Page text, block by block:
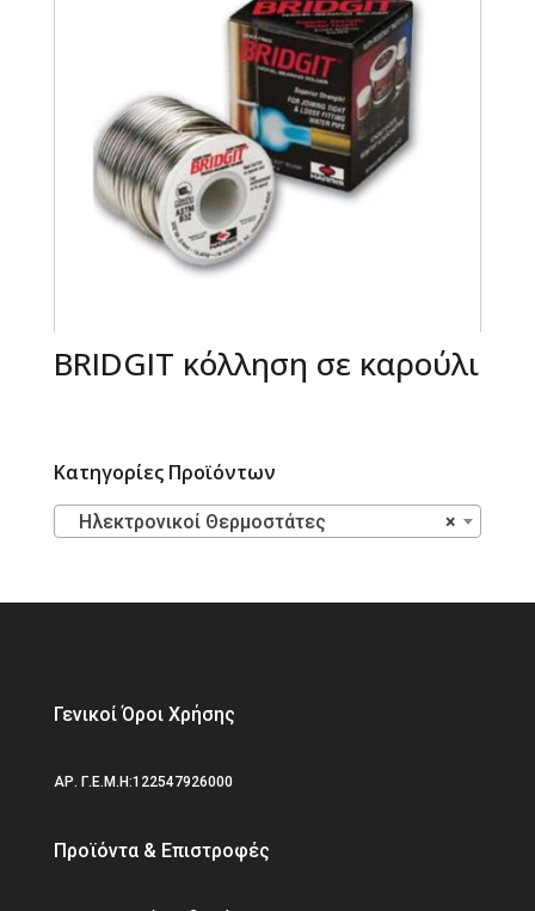
BRIDGIT κόλληση σε καρούλι
Κατηγορίες Προϊόντων
×
Ηλεκτρονικοί Θερμοστάτες
Γενικοί Όροι Χρήσης
ΑΡ. Γ.Ε.Μ.Η:122547926000
Προϊόντα & Επιστροφές